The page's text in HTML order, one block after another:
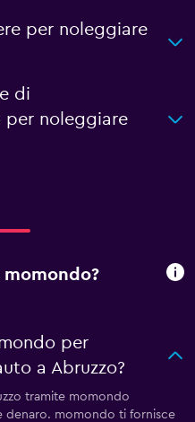
per noleggiare
di
per noleggiare
momondo?
per
a Abruzzo?
tramite momondo
denaro. momondo ti fornisce